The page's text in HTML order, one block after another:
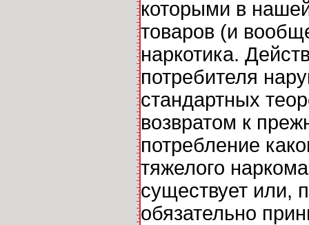
которыми в
товаров (и
наркотика.
потребителя
стандартных
возвратом к
потребление
тяжелого
существует или,
обязательно